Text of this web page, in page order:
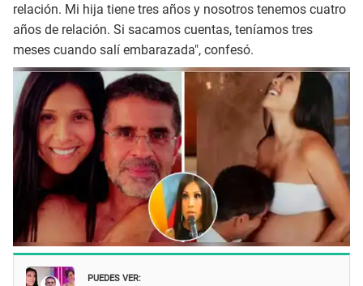
relación. Mi hija tiene tres años y nosotros tenemos cuatro
años de relación. Si sacamos cuentas, teníamos tres
meses cuando salí embarazada", confesó.
PUEDES VER: